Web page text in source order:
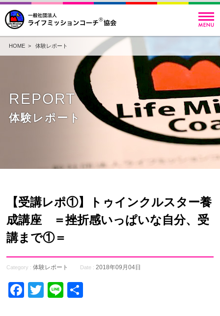
HOME> 体験レポート
REPORT
体験レポート
【受講レポ①】トゥインクルスター養
成講座 ＝挫折感いっぱいな自分、受
講まで①＝
Category :体験レポート Date : 2018年09月04日
Facebook
Twitter
Line